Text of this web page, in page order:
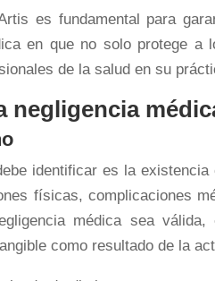
es fundamental para
en que no solo protege a
de la salud en su
negligencia
identificar es la
físicas, complicaciones
médica sea
como resultado de la